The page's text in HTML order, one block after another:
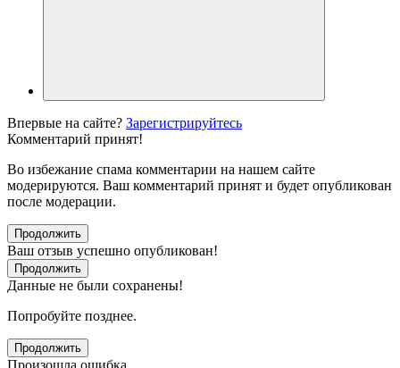
Впервые на сайте? Зарегистрируйтесь
Комментарий принят!
Во избежание спама комментарии на нашем сайте
модерируются. Ваш комментарий принят и будет опубликован
после модерации.
Продолжить
Ваш отзыв успешно опубликован!
Продолжить
Данные не были сохранены!
Попробуйте позднее.
Продолжить
Произошла ошибка